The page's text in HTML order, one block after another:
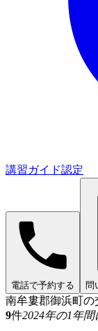
講習ガイド認定
電話で予約する 問
南牟婁郡御浜町の
9件2024年の1年